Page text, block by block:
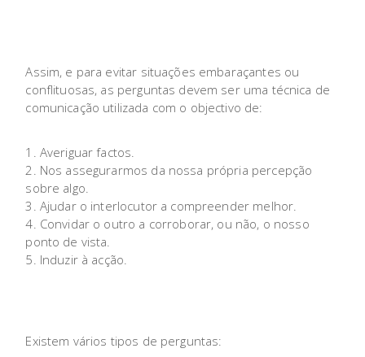
Assim, e para evitar situações embaraçantes ou
conflituosas, as perguntas devem ser uma técnica de
comunicação utilizada com o objectivo de:
Averiguar factos.
Nos assegurarmos da nossa própria percepção
sobre algo.
Ajudar o interlocutor a compreender melhor.
Convidar o outro a corroborar, ou não, o nosso
ponto de vista.
Induzir à acção.
Existem vários tipos de perguntas: